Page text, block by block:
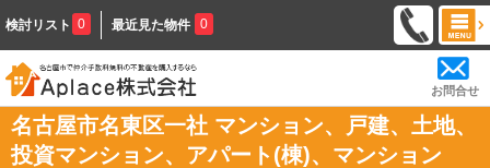
検討リスト 0 最近見た物件 0
お問合せ
名古屋市名東区一社 マンション、戸建、土地、
投資マンション、アパート(棟)、マンション